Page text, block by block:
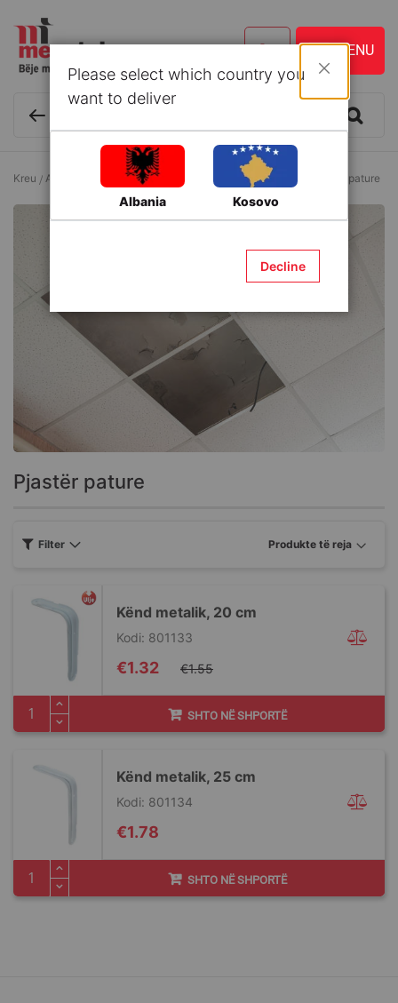
Kreu Aksesorë metali (Hardware) Lidhëza druri metalike Pjastër pature
Pjastër pature
Kënd metalik, 20 cm
Kodi: 801133
Special
Price
€1.32 €1.55
SHTO NË SHPORTË
Kënd metalik, 25 cm
Kodi: 801134
€1.78
SHTO NË SHPORTË
Filter
Please select which country you
want to deliver
Albania Kosovo
Decline